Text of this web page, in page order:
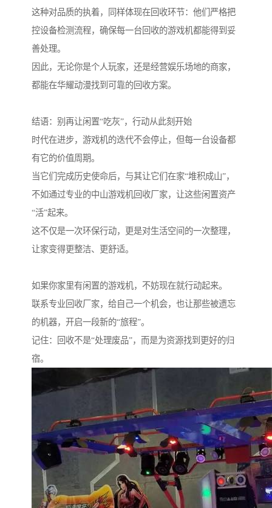
这种对品质的执着，同样体现在回收环节：他们严格把
控设备检测流程，确保每一台回收的游戏机都能得到妥
善处理。
因此，无论你是个人玩家，还是经营娱乐场地的商家，
都能在华耀动漫找到可靠的回收方案。
结语：别再让闲置“吃灰”，行动从此刻开始
时代在进步，游戏机的迭代不会停止，但每一台设备都
有它的价值周期。
当它们完成历史使命后，与其让它们在家“堆积成山”，
不如通过专业的中山游戏机回收厂家，让这些闲置资产
“活”起来。
这不仅是一次环保行动，更是对生活空间的一次整理，
让家变得更整洁、更舒适。
如果你家里有闲置的游戏机，不妨现在就行动起来。
联系专业回收厂家，给自己一个机会，也让那些被遗忘
的机器，开启一段新的“旅程”。
记住：回收不是“处理废品”，而是为资源找到更好的归
宿。